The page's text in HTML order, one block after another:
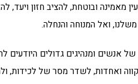
מאמינה ובוטחת, להציב חזון ויעד,
ואל המנוחה והנחלה.
של אנשים ומנהיגים גדולים
ואחדות, לשדר מסר של לכידות,